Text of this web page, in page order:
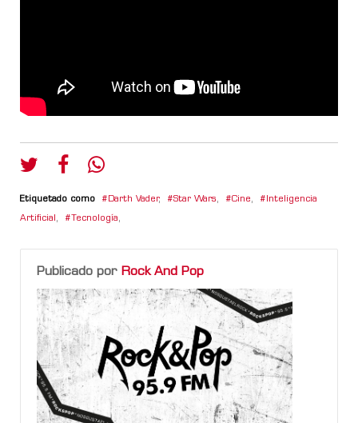
Etiquetado como Darth Vader, Star Wars, Cine, Inteligencia
Artificial , Tecnología,
Publicado por Rock And Pop